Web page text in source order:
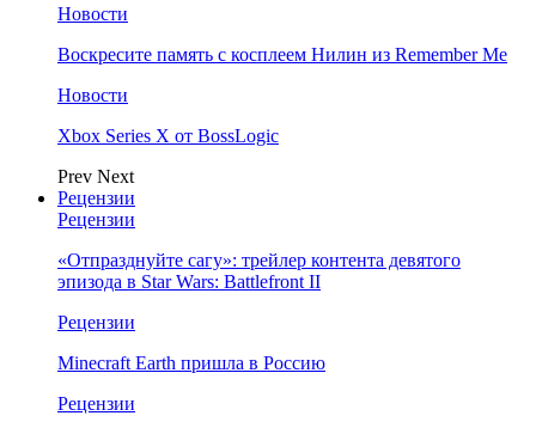
Новости
Воскресите память с косплеем Нилин из Remember Me
Новости
Xbox Series X от BossLogic
Prev Next
Рецензии
Рецензии
«Отпразднуйте сагу»: трейлер контента девятого
эпизода в Star Wars: Battlefront II
Рецензии
Minecraft Earth пришла в Россию
Рецензии